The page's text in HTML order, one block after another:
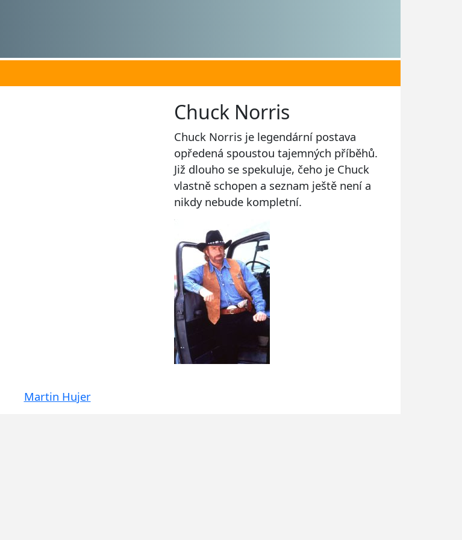
Chuck Norris
Chuck Norris je legendární postava
opředená spoustou tajemných příběhů.
Již dlouho se spekuluje, čeho je Chuck
vlastně schopen a seznam ještě není a
nikdy nebude kompletní.
Martin Hujer